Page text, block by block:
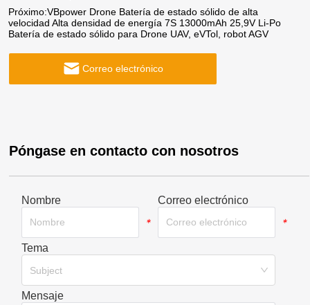
Próximo:VBpower Drone Batería de estado sólido de alta
velocidad Alta densidad de energía 7S 13000mAh 25,9V Li-Po
Batería de estado sólido para Drone UAV, eVTol, robot AGV
Correo electrónico
Póngase en contacto con nosotros
Nombre
*
Correo electrónico
*
Tema
Subject
Mensaje